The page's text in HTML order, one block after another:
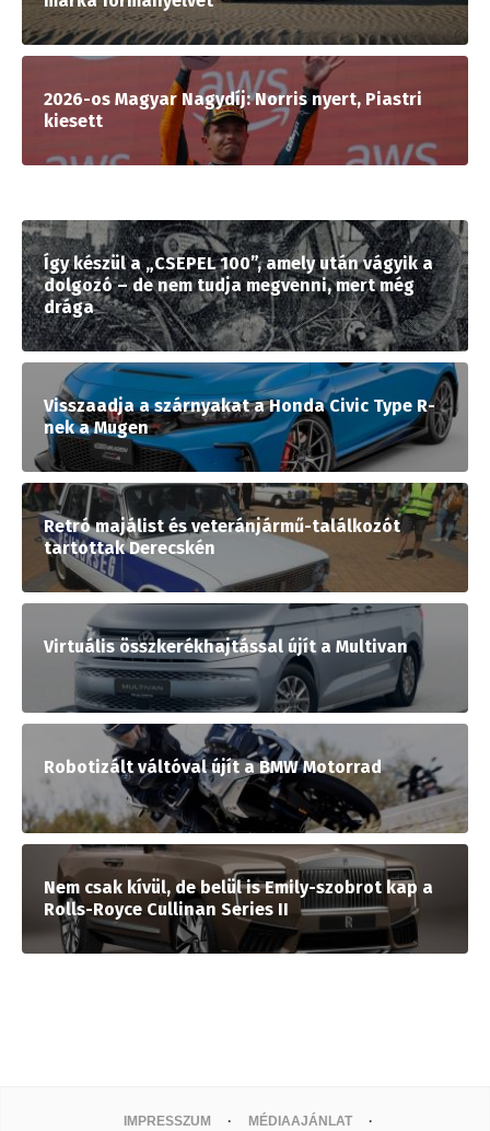
2026-os Magyar Nagydíj: Norris nyert, Piastri
kiesett
Így készül a „CSEPEL 100”, amely után vágyik a
dolgozó – de nem tudja megvenni, mert még
drága
Visszaadja a szárnyakat a Honda Civic Type R-
nek a Mugen
Retró majálist és veteránjármű-találkozót
tartottak Derecskén
Virtuális összkerékhajtással újít a Multivan
Robotizált váltóval újít a BMW Motorrad
Nem csak kívül, de belül is Emily-szobrot kap a
Rolls-Royce Cullinan Series II
IMPRESSZUM
MÉDIAAJÁNLAT